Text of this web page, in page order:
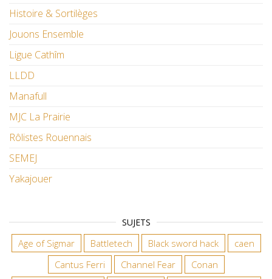
Histoire & Sortilèges
Jouons Ensemble
Ligue Cathîm
LLDD
Manafull
MJC La Prairie
Rôlistes Rouennais
SEMEJ
Yakajouer
SUJETS
Age of Sigmar Battletech Black sword hack
caen
Cantus Ferri
Channel Fear
Conan